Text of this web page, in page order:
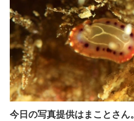
今日の写真提供はまことさん。